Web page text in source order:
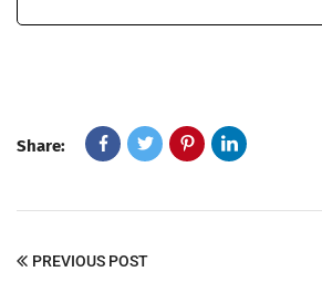
Share:
PREVIOUS POST